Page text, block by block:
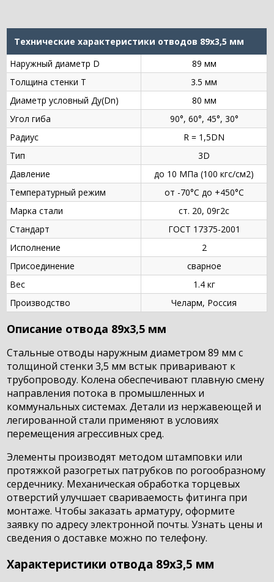
Технические характеристики отводов 89х3,5 мм
Наружный диаметр D
89 мм
Толщина стенки Т
3.5 мм
Диаметр условный Ду(Dn)
80 мм
Угол гиба
90°, 60°, 45°, 30°
Радиус
R = 1,5DN
Тип
3D
Давление
до 10 МПа (100 кгс/см2)
Температурный режим
от -70°С до +450°С
Марка стали
ст. 20, 09г2с
Стандарт
ГОСТ 17375-2001
Исполнение
2
Присоединение
сварное
Вес
1.4 кг
Производство
Челарм, Россия
Описание отвода 89х3,5 мм
Стальные отводы наружным диаметром 89 мм с
толщиной стенки 3,5 мм встык приваривают к
трубопроводу. Колена обеспечивают плавную смену
направления потока в промышленных и
коммунальных системах. Детали из нержавеющей и
легированной стали применяют в условиях
перемещения агрессивных сред.
Элементы производят методом штамповки или
протяжкой разогретых патрубков по рогообразному
сердечнику. Механическая обработка торцевых
отверстий улучшает свариваемость фитинга при
монтаже. Чтобы заказать арматуру, оформите
заявку по адресу электронной почты. Узнать цены и
сведения о доставке можно по телефону.
Характеристики отвода 89х3,5 мм